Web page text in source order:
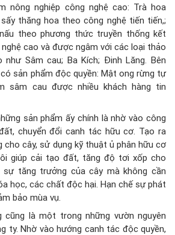
nông nghiệp công nghệ cao: Trà hoa
thăng hoa theo công nghệ tiến tiến,;
theo phương thức truyền thống kết
cao và được ngâm với các loại thảo
Sâm cau; Ba Kích; Đinh Lăng. Bên
sản phẩm độc quyền: Mật ong rừng tự
sâm cau được nhiều khách hàng tin
sản phẩm ấy chính là nhờ vào công
chuyển đổi canh tác hữu cơ. Tạo ra
cho cây, sử dụng kỹ thuật ủ phân hữu cơ
giúp cải tạo đất, tăng độ tơi xốp cho
tăng trưởng của cây mà không cần
học, các chất độc hại. Hạn chế sự phát
bảo mùa vụ.
cũng là một trong những vườn nguyên
ty. Nhờ vào hướng canh tác độc quyền,